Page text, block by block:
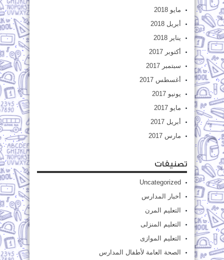
مايو 2018
أبريل 2018
يناير 2018
أكتوبر 2017
سبتمبر 2017
أغسطس 2017
يونيو 2017
مايو 2017
أبريل 2017
مارس 2017
تصنيفات
Uncategorized
أخبار المدارس
التعليم المرن
التعليم المنزلى
التعليم الموازى
الصحة العامة لأطفال المدارس